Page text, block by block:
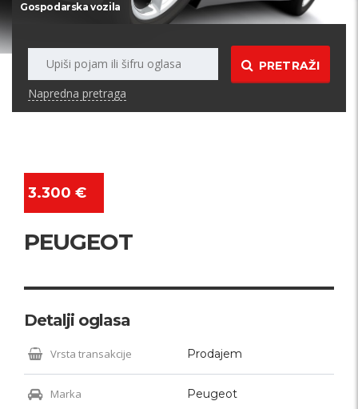
Gospodarska vozila
PRETRAŽI
Napredna pretraga
3.300 €
PEUGEOT
Detalji oglasa
Vrsta transakcije Prodajem
Marka Peugeot